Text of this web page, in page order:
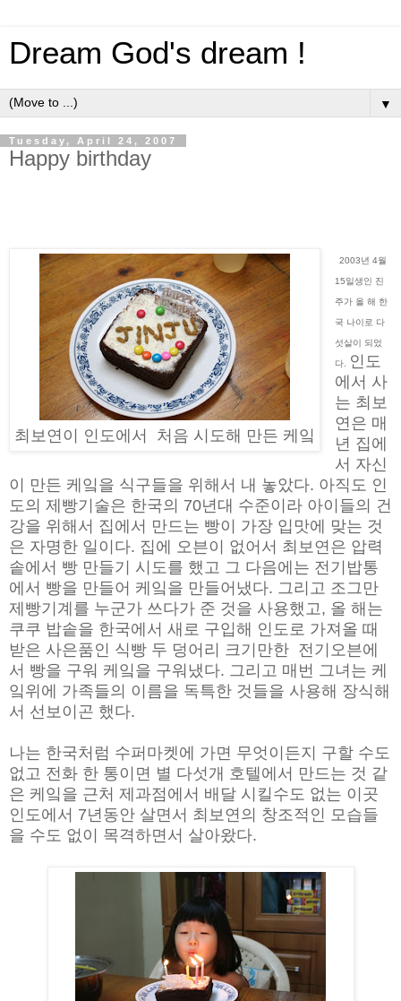
Dream God's dream !
▼
Tuesday, April 24, 2007
Happy birthday
최보연이 인도에서 처음 시도해 만든 케잌
2003년 4월
15일생인 진
주가 올 해 한
국 나이로 다
섯살이 되었
다.
인도
에서 사
는 최보
연은 매
년 집에
서 자신
이 만든 케잌을 식구들을 위해서 내 놓았다. 아직도 인
도의 제빵기술은 한국의 70년대 수준이라 아이들의 건
강을 위해서 집에서 만드는 빵이 가장 입맛에 맞는 것
은 자명한 일이다. 집에 오븐이 없어서 최보연은 압력
솥에서 빵 만들기 시도를 했고 그 다음에는 전기밥통
에서 빵을 만들어 케잌을 만들어냈다. 그리고 조그만
제빵기계를 누군가 쓰다가 준 것을 사용했고, 올 해는
쿠쿠 밥솥을 한국에서 새로 구입해 인도로 가져올 때
받은 사은품인 식빵 두 덩어리 크기만한 전기오븐에
서 빵을 구워 케잌을 구워냈다. 그리고 매번 그녀는 케
잌위에 가족들의 이름을 독특한 것들을 사용해 장식해
서 선보이곤 했다.
나는 한국처럼 수퍼마켓에 가면 무엇이든지 구할 수도
없고 전화 한 통이면 별 다섯개 호텔에서 만드는 것 같
은 케잌을 근처 제과점에서 배달 시킬수도 없는 이곳
인도에서 7년동안 살면서 최보연의 창조적인 모습들
을 수도 없이 목격하면서 살아왔다.